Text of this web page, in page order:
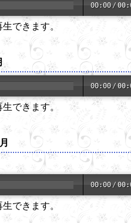
00:00 /
できます。
00:00 /
できます。
00:00 /
できます。